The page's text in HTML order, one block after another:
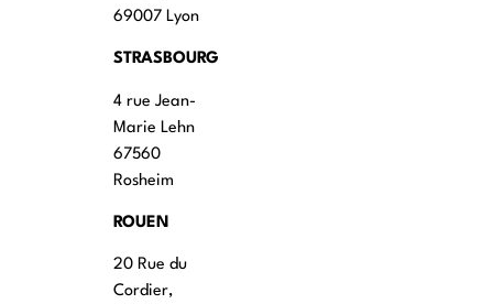
69007 Lyon
STRASBOURG
4 rue Jean-
Marie Lehn
67560
Rosheim
ROUEN
20 Rue du
Cordier,